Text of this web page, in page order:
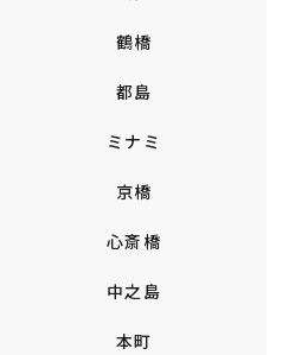
鶴橋
都島
ミナミ
京橋
心斎橋
中之島
本町